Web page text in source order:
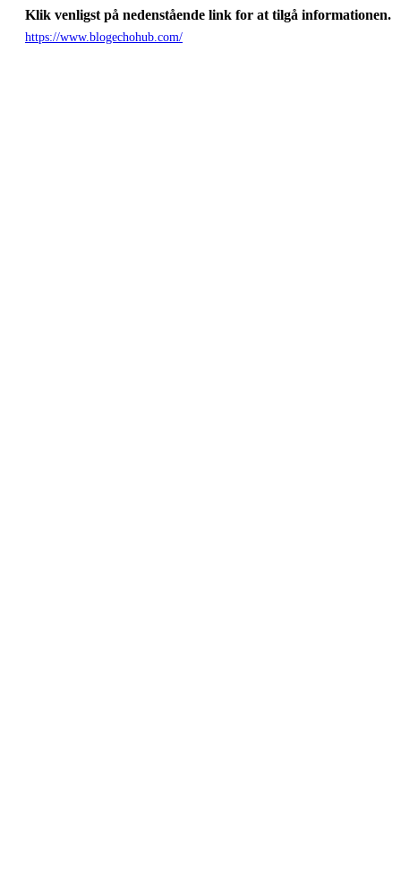
Klik venligst på nedenstående link for at tilgå informationen.
https://www.blogechohub.com/